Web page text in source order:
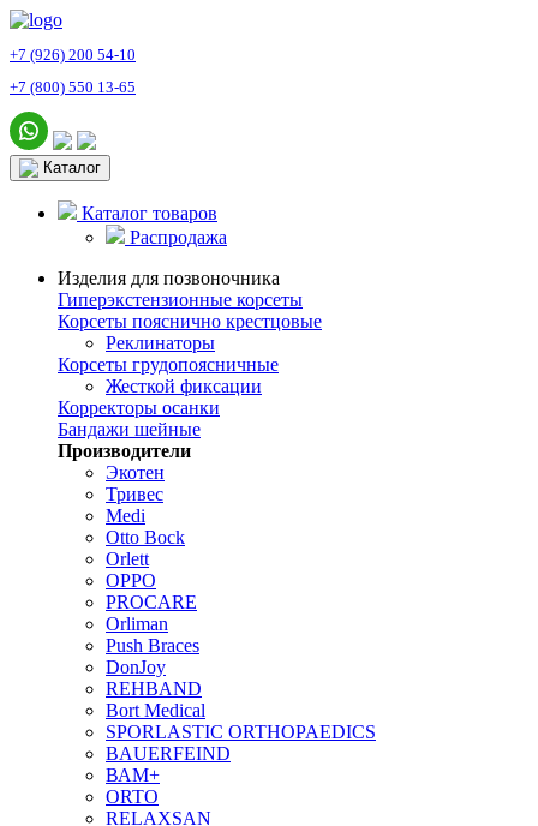
+7 (926) 200 54-10
+7 (800) 550 13-65
Каталог
Каталог товаров
Распродажа
Изделия для позвоночника
Гиперэкстензионные корсеты
Корсеты пояснично крестцовые
Реклинаторы
Корсеты грудопоясничные
Жесткой фиксации
Корректоры осанки
Бандажи шейные
Производители
Экотен
Тривес
Medi
Otto Bock
Orlett
OPPO
PROCARE
Orliman
Push Braces
DonJoy
REHBAND
Bort Medical
SPORLASTIC ORTHOPAEDICS
BAUERFEIND
ВАМ+
ORTO
RELAXSAN